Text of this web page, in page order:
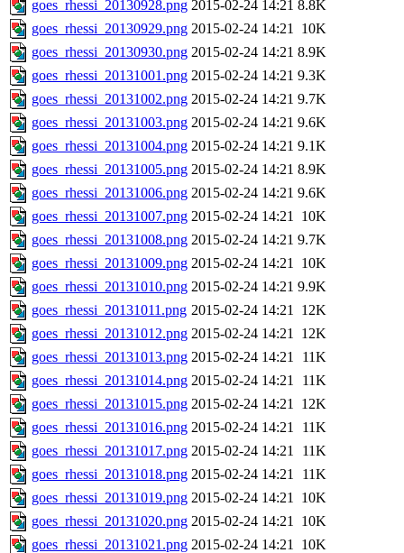
goes_rhessi_20130928.png 2015-02-24 14:21 8.8K
goes_rhessi_20130929.png 2015-02-24 14:21 10K
goes_rhessi_20130930.png 2015-02-24 14:21 8.9K
goes_rhessi_20131001.png 2015-02-24 14:21 9.3K
goes_rhessi_20131002.png 2015-02-24 14:21 9.7K
goes_rhessi_20131003.png 2015-02-24 14:21 9.6K
goes_rhessi_20131004.png 2015-02-24 14:21 9.1K
goes_rhessi_20131005.png 2015-02-24 14:21 8.9K
goes_rhessi_20131006.png 2015-02-24 14:21 9.6K
goes_rhessi_20131007.png 2015-02-24 14:21 10K
goes_rhessi_20131008.png 2015-02-24 14:21 9.7K
goes_rhessi_20131009.png 2015-02-24 14:21 10K
goes_rhessi_20131010.png 2015-02-24 14:21 9.9K
goes_rhessi_20131011.png 2015-02-24 14:21 12K
goes_rhessi_20131012.png 2015-02-24 14:21 12K
goes_rhessi_20131013.png 2015-02-24 14:21
11K
goes_rhessi_20131014.png 2015-02-24 14:21
11K
goes_rhessi_20131015.png 2015-02-24 14:21 12K
goes_rhessi_20131016.png 2015-02-24 14:21
11K
goes_rhessi_20131017.png 2015-02-24 14:21
11K
goes_rhessi_20131018.png 2015-02-24 14:21
11K
goes_rhessi_20131019.png 2015-02-24 14:21 10K
goes_rhessi_20131020.png 2015-02-24 14:21 10K
goes_rhessi_20131021.png 2015-02-24 14:21 10K